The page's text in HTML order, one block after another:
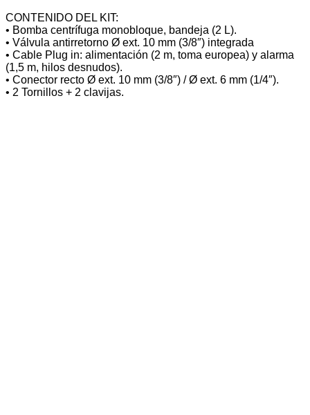
CONTENIDO DEL KIT:
• Bomba centrífuga monobloque, bandeja (2 L).
• Válvula antirretorno Ø ext. 10 mm (3/8″) integrada
• Cable Plug in: alimentación (2 m, toma europea) y alarma
(1,5 m, hilos desnudos).
• Conector recto Ø ext. 10 mm (3/8″) / Ø ext. 6 mm (1/4″).
• 2 Tornillos + 2 clavijas.